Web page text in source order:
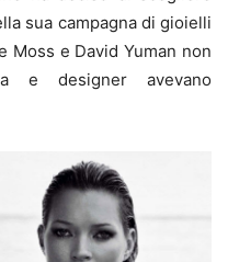
sua campagna di gioielli
Moss e David Yuman non
e designer avevano